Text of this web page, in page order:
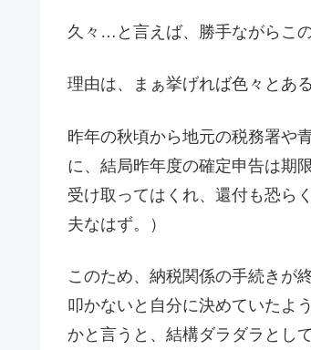
久々…と言えば、勝手ながらこ
理由は、まぁ挙げれば色々とあ
昨年の秋頃から地元の税務署や
に、結局昨年度の確定申告は期
受け取ってはくれ、還付も恐ら
夫なはず。）
このため、納税関係の手続きが
叩かないと自分に決めていたよ
かと言うと、結構ダラダラとし